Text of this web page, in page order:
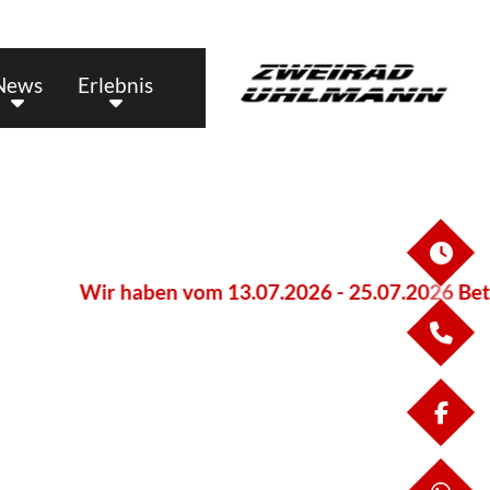
Erlebnis
Wir haben vom 13.07.2026 - 25.07.2026